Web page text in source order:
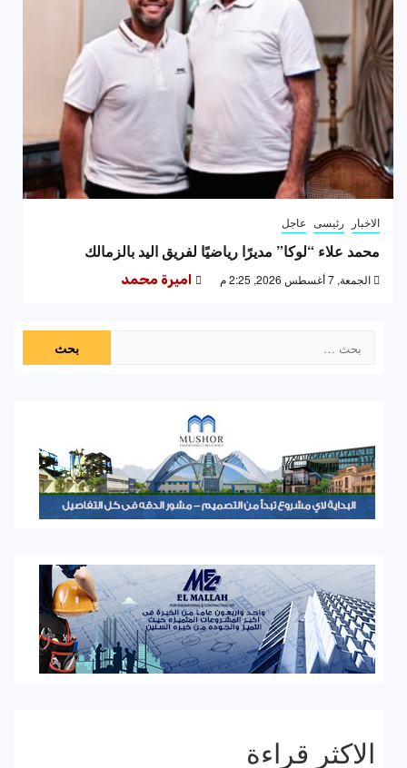
الاخبار رئيسى عاجل
محمد علاء “لوكا” مديرًا رياضيًا لفريق اليد بالزمالك
الجمعة, 7 أغسطس 2026, 2:25 م اميرة محمد
عن:
الاكثر قراءة